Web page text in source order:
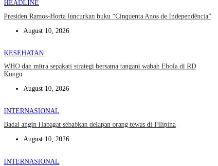
HEADLINE
Presiden Ramos-Horta luncurkan buku “Cinquenta Anos de Independência”
August 10, 2026
KESEHATAN
WHO dan mitra sepakati strategi bersama tangani wabah Ebola di RD
Kongo
August 10, 2026
INTERNASIONAL
Badai angin Habagat sebabkan delapan orang tewas di Filipina
August 10, 2026
INTERNASIONAL